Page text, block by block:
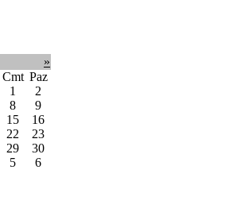
»
Cmt Paz
1
2
8
9
15
16
22
23
29
30
5 6